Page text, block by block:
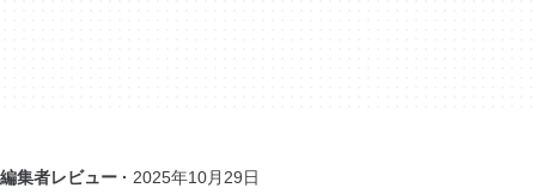
編集者レビュー · 2025年10月29日